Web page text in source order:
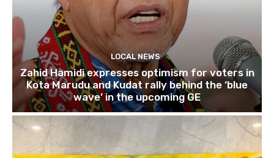
LOCAL NEWS
Zahid Hamidi expresses optimism for voters in
Kota Marudu and Kudat rally behind the ‘blue
wave’ in the upcoming GE